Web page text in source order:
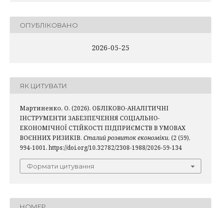
ОПУБЛІКОВАНО
2026-05-25
ЯК ЦИТУВАТИ
Мартиненко, О. (2026). ОБЛІКОВО-АНАЛІТИЧНІ
ІНСТРУМЕНТИ ЗАБЕЗПЕЧЕННЯ СОЦІАЛЬНО-
ЕКОНОМІЧНОЇ СТІЙКОСТІ ПІДПРИЄМСТВ В УМОВАХ
ВОЄННИХ РИЗИКІВ. Сталий розвиток економіки, (2 (59),
994-1001. https://doi.org/10.32782/2308-1988/2026-59-134
Формати цитування